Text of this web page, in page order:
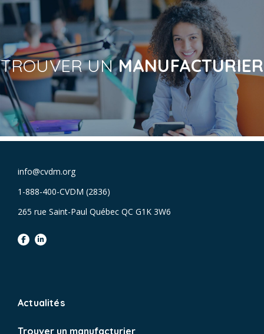
TROUVER UNMANUFACTURIER
info@cvdm.org
1-888-400-CVDM (2836)
265 rue Saint-Paul Québec QC G1K 3W6
facebooklinkedin
Actualités
Trouver un manufacturier